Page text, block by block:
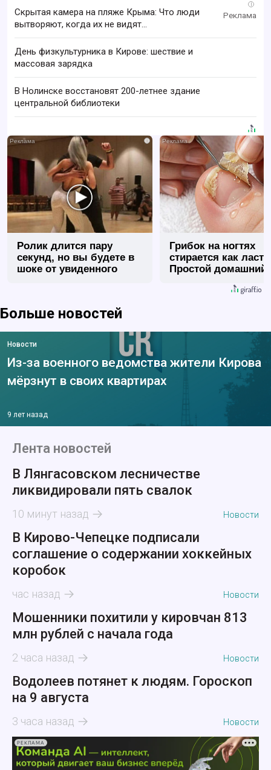
i
Скрытая камера на пляже Крыма: Что люди
вытворяют, когда их не видят...
День физкультурника в Кирове: шествие и
массовая зарядка
В Нолинске восстановят 200-летнее здание
центральной библиотеки
i
Ролик длится пару
секунд, но вы будете в
шоке от увиденного
Грибок на ногтях
стирается как
Простой домашний
Больше новостей
Новости
Из-за военного ведомства жители Кирова
мёрзнут в своих квартирах
9 лет назад
Лента новостей
В Лянгасовском лесничестве
ликвидировали пять свалок
10 минут назад Новости
В Кирово-Чепецке подписали
соглашение о содержании хоккейных
коробок
час назад Новости
Мошенники похитили у кировчан 813
млн рублей с начала года
2 часа назад Новости
Водолеев потянет к людям. Гороскоп
на 9 августа
3 часа назад Новости
РЕКЛАМА